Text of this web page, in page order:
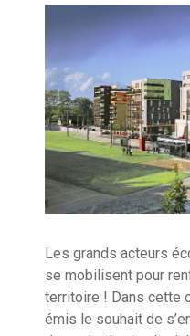
Les grands acteurs
se mobilisent pour
territoire ! Dans cette
émis le souhait de